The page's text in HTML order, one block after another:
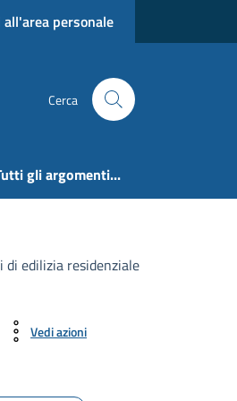
all'area personale
Cerca
gli argomenti...
di edilizia residenziale
Vedi azioni